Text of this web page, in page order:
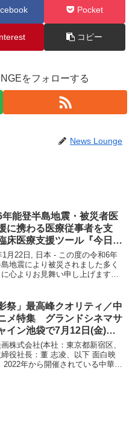
Pocket
コピー
をフォローする
News Lounge
年能登半島地震・被災者医
に携わる医療従事者を支
医療支援ツール『今日の
ポート』を無償提供
1月22日, 日本 - この度の令和6年
地震により被災されました多く
心よりお見舞い申し上げます。
(東京都港区東麻布、代表取締役：
...
祭」最高峰クオリティ／中
メ特集 グランドシネマサ
イン池袋で7月12日(金)よ
限定開催！
株式会社(本社：東京都新宿区、
役社長：董 志凌、以下 面白映
2022年から開催されている中華映